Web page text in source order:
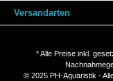
Versandarten
* Alle Preise inkl.
© 2025 PH-Aquaristik -